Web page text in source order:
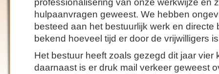
professionalisering van onze werkwijze en
hulpaanvragen geweest. We hebben
besteed aan het bestuurlijk werk en directe
bekend hoeveel tijd er door de vrijwilligers
Het bestuur heeft zoals gezegd dit jaar vier
daarnaast is er druk mail verkeer geweest